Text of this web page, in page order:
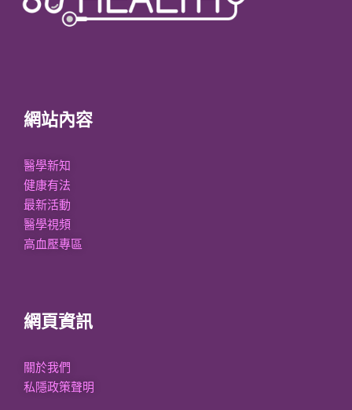
網站內容
醫學新知
健康有法
最新活動
醫學視頻
高血壓專區
網頁資訊
關於我們
私隱政策聲明